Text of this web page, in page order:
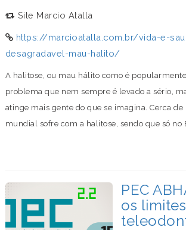
Site Marcio Atalla
https://marcioatalla.com.br/vida-e-
desagradavel-mau-halito/
A halitose, ou mau hálito como é
problema que nem sempre é levado a sério,
atinge mais gente do que se imagina. Cerca
mundial sofre com a halitose, sendo que só no
PEC
os